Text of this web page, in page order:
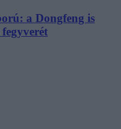
a Dongfeng is